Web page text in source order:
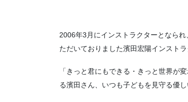
2006年3月にインストラクターとなら
ただいておりました濱田宏陽インスト
「きっと君にもできる・きっと世界が
る濱田さん、いつも子どもを見守る優